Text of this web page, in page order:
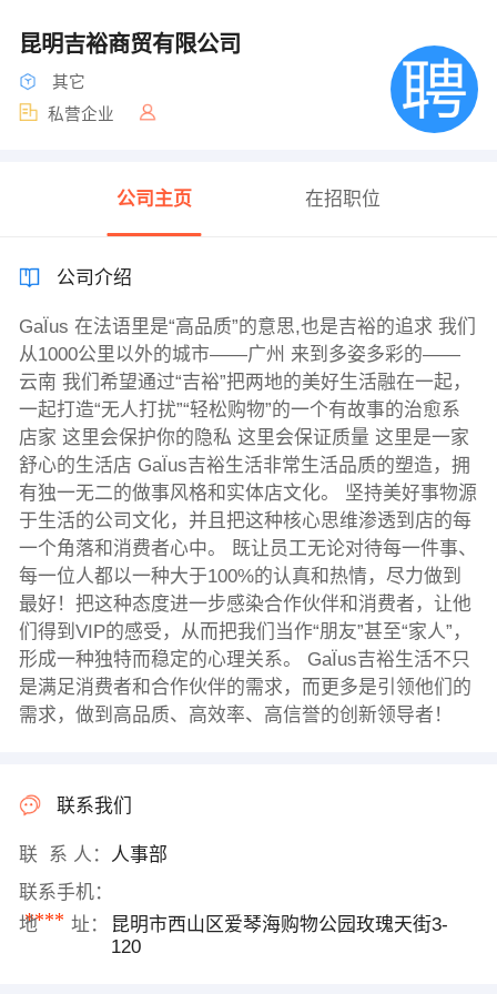
昆明吉裕商贸有限公司
其它
私营企业
公司主页 在招职位
公司介绍
GaÏus 在法语里是“高品质”的意思,也是吉裕的追求 我们
从1000公里以外的城市——广州 来到多姿多彩的——
云南 我们希望通过“吉裕”把两地的美好生活融在一起，
一起打造“无人打扰”“轻松购物”的一个有故事的治愈系
店家 这里会保护你的隐私 这里会保证质量 这里是一家
舒心的生活店 GaÏus吉裕生活非常生活品质的塑造，拥
有独一无二的做事风格和实体店文化。 坚持美好事物源
于生活的公司文化，并且把这种核心思维渗透到店的每
一个角落和消费者心中。 既让员工无论对待每一件事、
每一位人都以一种大于100%的认真和热情，尽力做到
最好！把这种态度进一步感染合作伙伴和消费者，让他
们得到VIP的感受，从而把我们当作“朋友”甚至“家人”，
形成一种独特而稳定的心理关系。 GaÏus吉裕生活不只
是满足消费者和合作伙伴的需求，而更多是引领他们的
需求，做到高品质、高效率、高信誉的创新领导者！
联系我们
联 系 人： 人事部
联系手机：
****
地 址：
昆明市西山区爱琴海购物公园玫瑰天街3-
120